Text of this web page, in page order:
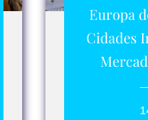
Europa
Cidades